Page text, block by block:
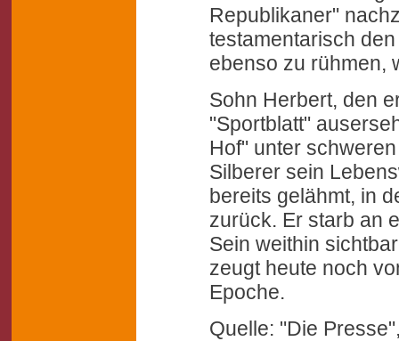
Republikaner"
testamentarisch
ebenso zu rühmen,
Sohn Herbert, den
"Sportblatt"
Hof" unter
Silberer sein
bereits gelähmt, in
zurück. Er starb an
Sein weithin
zeugt heute noch
Epoche.
Quelle: "Die